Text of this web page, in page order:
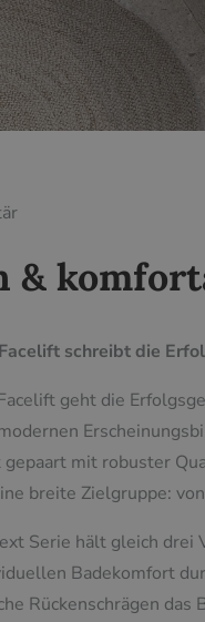
&
schreibt die
geht die
mit robuster
breite Zielgruppe:
Serie hält gleich drei
Badekomfort
Rückenschrägen